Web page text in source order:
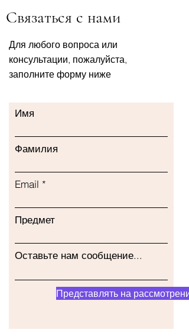
influensasymptomer
гриппа
Связаться с нами
Для любого вопроса или
консультации, пожалуйста,
заполните форму ниже
Имя
Фамилия
Email
Предмет
Оставьте нам сообщение...
Представлять на